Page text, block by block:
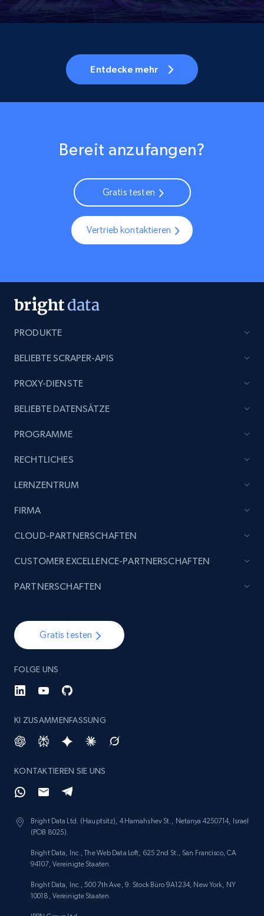
Entdecke mehr
Bereit anzufangen?
Gratis testen
Vertrieb kontaktieren
PRODUKTE
BELIEBTE SCRAPER-APIS
PROXY-DIENSTE
BELIEBTE DATENSÄTZE
PROGRAMME
RECHTLICHES
LERNZENTRUM
FIRMA
Gratis testen
FOLGE UNS
KI ZUSAMMENFASSUNG
KONTAKTIEREN SIE UNS
Bright Data Ltd. (Hauptsitz), 4 Hamahshev St., Netanya 4250714, Israel
(POB 8025).
Bright Data, Inc., The Web Data Loft, 625 2nd St., San Francisco, CA
94107, Vereinigte Staaten.
Bright Data, Inc., 500 7th Ave, 9. Stock Büro 9A1234, New York, NY
10018, Vereinigte Staaten.
CLOUD-PARTNERSCHAFTEN
CUSTOMER EXCELLENCE-PARTNERSCHAFTEN
PARTNERSCHAFTEN